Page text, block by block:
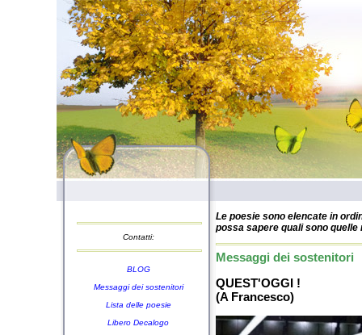
Contatti:
BLOG
Messaggi dei sostenitori
Lista delle poesie
Libero Decalogo
Le poesie sono elencate in
possa sapere quali sono
Messaggi dei sostenitori
QUEST'OGGI !
(A Francesco)